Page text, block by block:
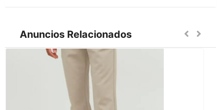
Anuncios Relacionados